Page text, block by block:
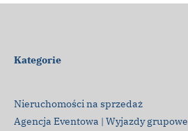
Kategorie
Nieruchomości na sprzedaż
Agencja Eventowa | Wyjazdy grupowe